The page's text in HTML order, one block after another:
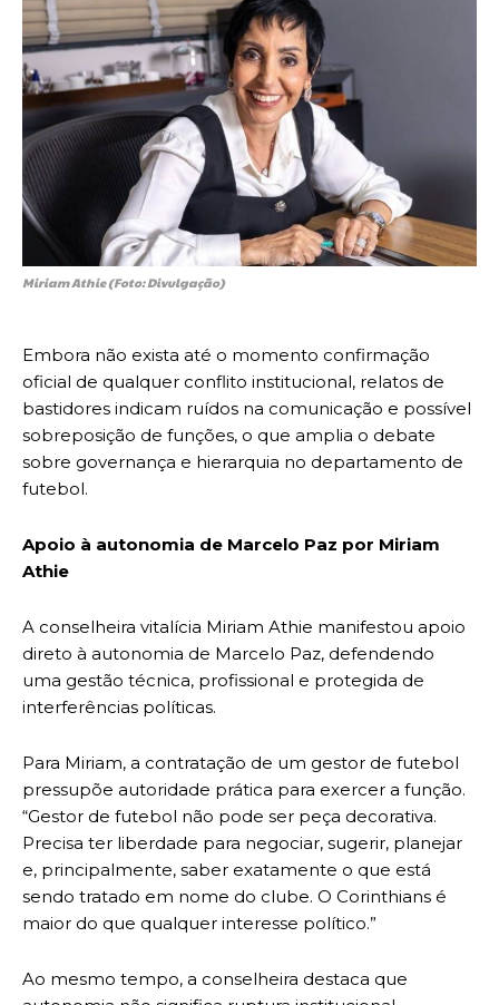
Miriam Athie (Foto: Divulgação)
Embora não exista até o momento confirmação
oficial de qualquer conflito institucional, relatos de
bastidores indicam ruídos na comunicação e possível
sobreposição de funções, o que amplia o debate
sobre governança e hierarquia no departamento de
futebol.
Apoio à autonomia de Marcelo Paz por Miriam
Athie
A conselheira vitalícia Miriam Athie manifestou apoio
direto à autonomia de Marcelo Paz, defendendo
uma gestão técnica, profissional e protegida de
interferências políticas.
Para Miriam, a contratação de um gestor de futebol
pressupõe autoridade prática para exercer a função.
“Gestor de futebol não pode ser peça decorativa.
Precisa ter liberdade para negociar, sugerir, planejar
e, principalmente, saber exatamente o que está
sendo tratado em nome do clube. O Corinthians é
maior do que qualquer interesse político.”
Ao mesmo tempo, a conselheira destaca que